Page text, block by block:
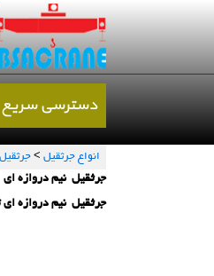
دسترسی سریع
انواع جرثقیل >
جرثقیل نیم دروازه ای
جرثقیل نیم دروازه